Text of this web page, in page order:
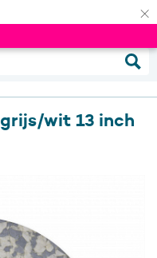
×
0
wit 13 inch